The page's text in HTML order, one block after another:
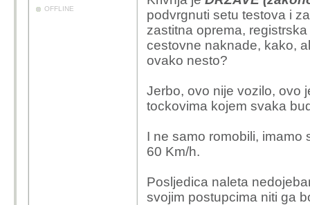
OFFLINE
podvrgnuti setu testova i
zastitna oprema,
cestovne naknade, kako,
ovako nesto?
Jerbo, ovo nije vozilo, ovo
tockovima kojem svaka
I ne samo romobili,
60 Km/h.
Posljedica naleta
svojim postupcima niti ga